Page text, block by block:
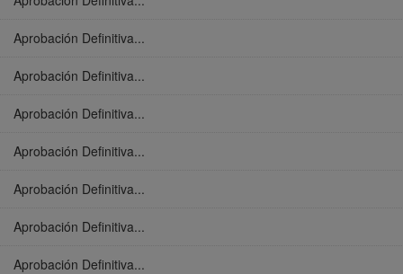
Aprobación Definitiva...
Aprobación Definitiva...
Aprobación Definitiva...
Aprobación Definitiva...
Aprobación Definitiva...
Aprobación Definitiva...
Aprobación Definitiva...